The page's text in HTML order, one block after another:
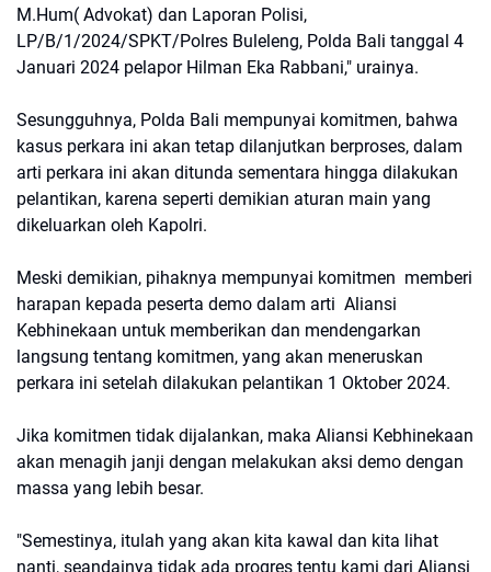
M.Hum( Advokat) dan Laporan Polisi,
LP/B/1/2024/SPKT/Polres Buleleng, Polda Bali tanggal 4
Januari 2024 pelapor Hilman Eka Rabbani," urainya.
Sesungguhnya, Polda Bali mempunyai komitmen, bahwa
kasus perkara ini akan tetap dilanjutkan berproses, dalam
arti perkara ini akan ditunda sementara hingga dilakukan
pelantikan, karena seperti demikian aturan main yang
dikeluarkan oleh Kapolri.
Meski demikian, pihaknya mempunyai komitmen memberi
harapan kepada peserta demo dalam arti Aliansi
Kebhinekaan untuk memberikan dan mendengarkan
langsung tentang komitmen, yang akan meneruskan
perkara ini setelah dilakukan pelantikan 1 Oktober 2024.
Jika komitmen tidak dijalankan, maka Aliansi Kebhinekaan
akan menagih janji dengan melakukan aksi demo dengan
massa yang lebih besar.
"Semestinya, itulah yang akan kita kawal dan kita lihat
nanti, seandainya tidak ada progres tentu kami dari Aliansi